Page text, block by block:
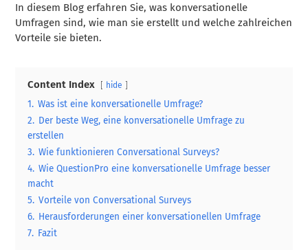
In diesem Blog erfahren Sie, was konversationelle
Umfragen sind, wie man sie erstellt und welche zahlreichen
Vorteile sie bieten.
Content Index hide
1. Was ist eine konversationelle Umfrage?
2. Der beste Weg, eine konversationelle Umfrage zu
erstellen
3. Wie funktionieren Conversational Surveys?
4. Wie QuestionPro eine konversationelle Umfrage besser
macht
5. Vorteile von Conversational Surveys
6. Herausforderungen einer konversationellen Umfrage
7. Fazit